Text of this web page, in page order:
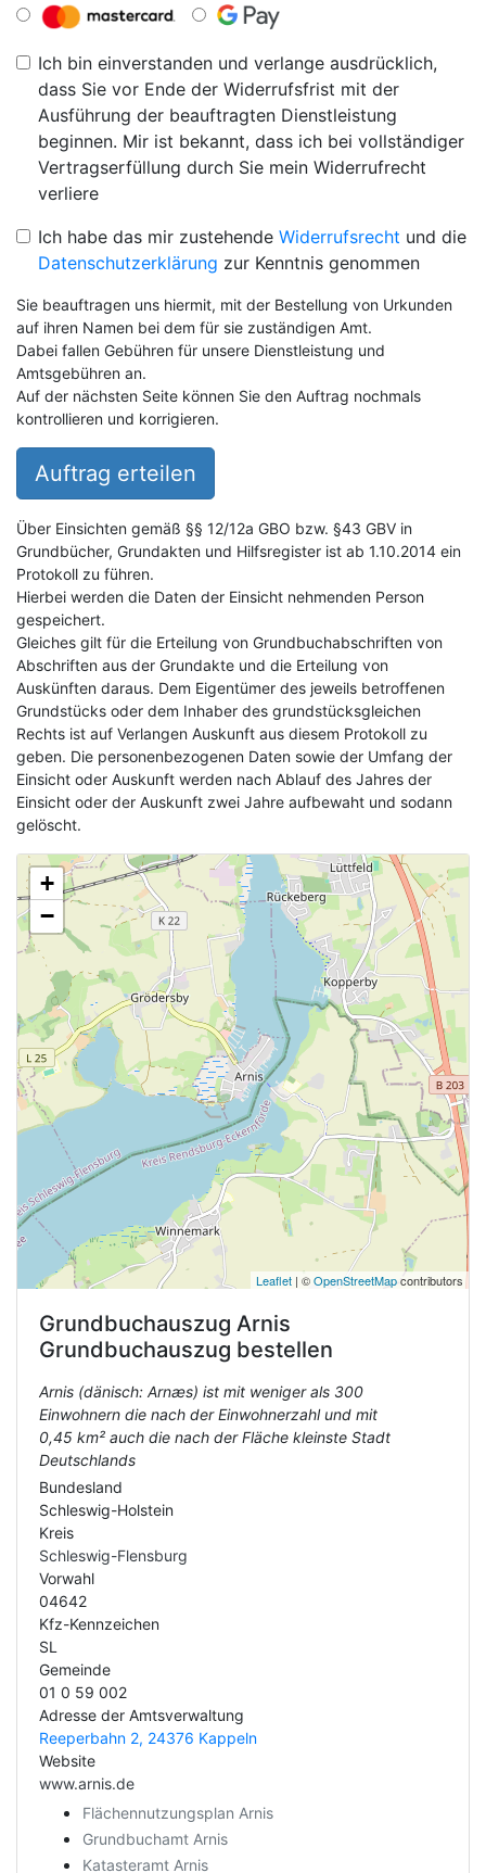
Ich bin einverstanden und verlange ausdrücklich,
dass Sie vor Ende der Widerrufsfrist mit der
Ausführung der beauftragten Dienstleistung
beginnen. Mir ist bekannt, dass ich bei vollständiger
Vertragserfüllung durch Sie mein Widerrufrecht
verliere
Ich habe das mir zustehende Widerrufsrecht und die
Datenschutzerklärung zur Kenntnis genommen
Sie beauftragen uns hiermit, mit der Bestellung von Urkunden
auf ihren Namen bei dem für sie zuständigen Amt.
Dabei fallen Gebühren für unsere Dienstleistung und
Amtsgebühren an.
Auf der nächsten Seite können Sie den Auftrag nochmals
kontrollieren und korrigieren.
Auftrag erteilen
Über Einsichten gemäß §§ 12/12a GBO bzw. §43 GBV in
Grundbücher, Grundakten und Hilfsregister ist ab 1.10.2014 ein
Protokoll zu führen.
Hierbei werden die Daten der Einsicht nehmenden Person
gespeichert.
Gleiches gilt für die Erteilung von Grundbuchabschriften von
Abschriften aus der Grundakte und die Erteilung von
Auskünften daraus. Dem Eigentümer des jeweils betroffenen
Grundstücks oder dem Inhaber des grundstücksgleichen
Rechts ist auf Verlangen Auskunft aus diesem Protokoll zu
geben. Die personenbezogenen Daten sowie der Umfang der
Einsicht oder Auskunft werden nach Ablauf des Jahres der
Einsicht oder der Auskunft zwei Jahre aufbewaht und sodann
gelöscht.
+
−
Leaflet | ©OpenStreetMapcontributors
Grundbuchauszug Arnis
Grundbuchauszug bestellen
Arnis (dänisch: Arnæs) ist mit weniger als 300
Einwohnern die nach der Einwohnerzahl und mit
0,45 km² auch die nach der Fläche kleinste Stadt
Deutschlands
Bundesland
Schleswig-Holstein
Kreis
Schleswig-Flensburg
Vorwahl
04642
Kfz-Kennzeichen
SL
Gemeinde
01 0 59 002
Adresse der Amtsverwaltung
Reeperbahn 2, 24376 Kappeln
Website
www.arnis.de
Flächennutzungsplan Arnis
Grundbuchamt Arnis
Katasteramt Arnis